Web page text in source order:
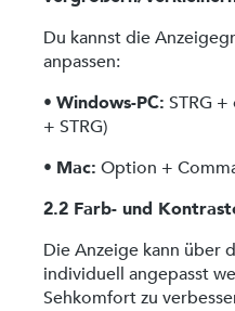
Du kannst die
anpassen:
• Windows-PC: STRG
+ STRG)
• Mac: Option +
2.2 Farb- und
Die Anzeige kann über
individuell angepasst
Sehkomfort zu